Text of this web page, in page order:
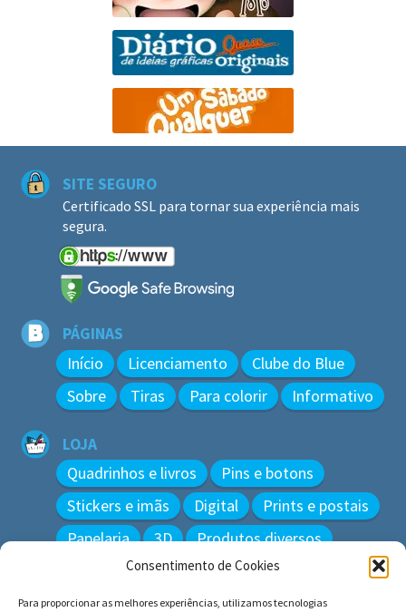
Consentimento de Cookies
Para proporcionar as melhores experiências, utilizamos tecnologias
SITE SEGURO
Certificado SSL para tornar sua experiência mais
segura.
PÁGINAS
Início Licenciamento
Clube do Blue
Sobre
Tiras Para colorir Informativo
LOJA
Quadrinhos e livros
Pins e botons
Stickers e imãs
Digital
Prints e postais
Papelaria
3D Produtos diversos